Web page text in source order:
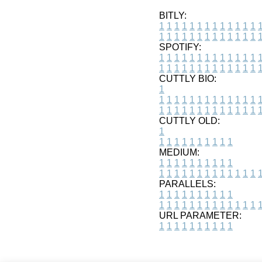
BITLY:
1 1 1 1 1 1 1 1 1 1 1 1 1 1
1 1 1 1 1 1 1 1 1 1 1 1 1 1
SPOTIFY:
1 1 1 1 1 1 1 1 1 1 1 1 1 1
1 1 1 1 1 1 1 1 1 1 1 1 1 1
CUTTLY BIO:
1
1 1 1 1 1 1 1 1 1 1 1 1 1 1
1 1 1 1 1 1 1 1 1 1 1 1 1 1
CUTTLY OLD:
1
1 1 1 1 1 1 1 1 1 1
MEDIUM:
1 1 1 1 1 1 1 1 1 1
1 1 1 1 1 1 1 1 1 1 1 1 1 1
PARALLELS:
1 1 1 1 1 1 1 1 1 1
1 1 1 1 1 1 1 1 1 1 1 1 1 1
URL PARAMETER:
1 1 1 1 1 1 1 1 1 1